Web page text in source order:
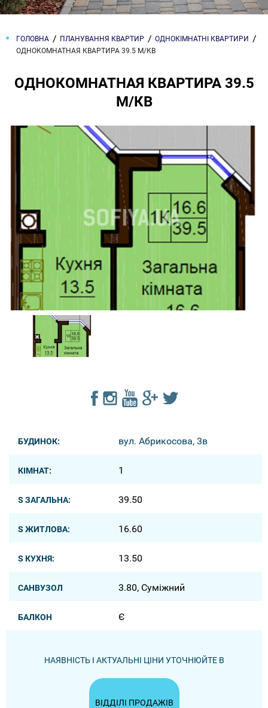
ГОЛОВНА ПЛАНУВАННЯ КВАРТИР
ОДНОКІМНАТНІ КВАРТИРИ
ОДНОКОМНАТНАЯ КВАРТИРА 39.5 М/КВ
ОДНОКОМНАТНАЯ КВАРТИРА 39.5
М/КВ
БУДИНОК: вул. Абрикосова, 3в
КІМНАТ: 1
S ЗАГАЛЬНА: 39.50
S ЖИТЛОВА: 16.60
S КУХНЯ: 13.50
САНВУЗОЛ 3.80, Суміжний
БАЛКОН Є
НАЯВНІСТЬ І АКТУАЛЬНІ ЦІНИ УТОЧНЮЙТЕ В
ВІДДІЛІ ПРОДАЖІВ